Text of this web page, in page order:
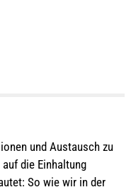
und Austausch zu
die Einhaltung
So wie wir in der